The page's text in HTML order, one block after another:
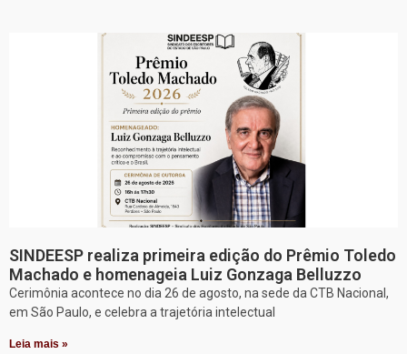
SINDEESP realiza primeira edição do Prêmio Toledo
Machado e homenageia Luiz Gonzaga Belluzzo
Cerimônia acontece no dia 26 de agosto, na sede da CTB Nacional,
em São Paulo, e celebra a trajetória intelectual
Leia mais »